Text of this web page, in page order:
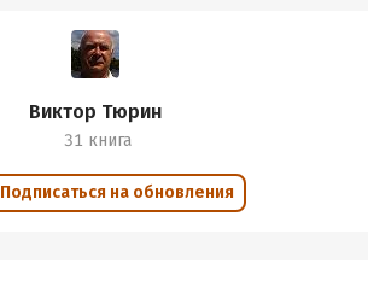
Виктор Тюрин
31 книга
Подписаться на обновления